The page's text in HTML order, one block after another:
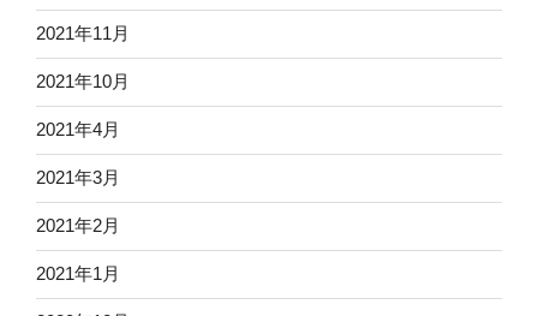
2021年11月
2021年10月
2021年4月
2021年3月
2021年2月
2021年1月